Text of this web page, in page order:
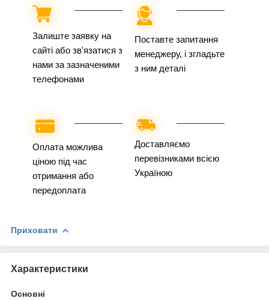
Залиште заявку на
сайті або зв'язатися з
нами за зазначеними
телефонами
Поставте запитання
менеджеру, і згладьте
з ним деталі
Оплата можлива
ціною під час
отримання або
передоплата
Доставляємо
перевізниками всією
Україною
Приховати
Характеристики
Основні